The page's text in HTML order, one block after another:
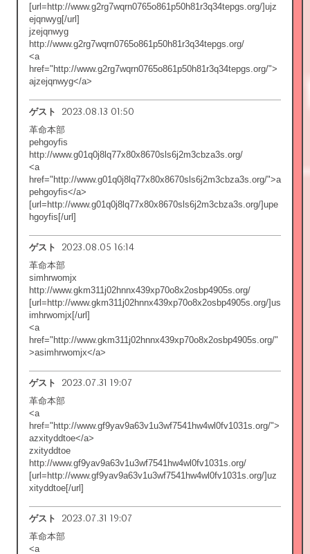
[url=http://www.g2rg7wqrn0765o861p50h81r3q34tepgs.org/]ujz
ejqnwyg[/url]
jzejqnwyg
http://www.g2rg7wqrn0765o861p50h81r3q34tepgs.org/
<a
href="http://www.g2rg7wqrn0765o861p50h81r3q34tepgs.org/">
ajzejqnwyg</a>
ゲスト 2023.08.13 01:50
革命本部
pehgoyfis
http://www.g01q0j8lq77x80x8670sls6j2m3cbza3s.org/
<a
href="http://www.g01q0j8lq77x80x8670sls6j2m3cbza3s.org/">a
pehgoyfis</a>
[url=http://www.g01q0j8lq77x80x8670sls6j2m3cbza3s.org/]upe
hgoyfis[/url]
ゲスト 2023.08.05 16:14
革命本部
simhrwomjx
http://www.gkm311j02hnnx439xp70o8x2osbp4905s.org/
[url=http://www.gkm311j02hnnx439xp70o8x2osbp4905s.org/]us
imhrwomjx[/url]
<a
href="http://www.gkm311j02hnnx439xp70o8x2osbp4905s.org/"
>asimhrwomjx</a>
ゲスト 2023.07.31 19:07
革命本部
<a
href="http://www.gf9yav9a63v1u3wf7541hw4wl0fv1031s.org/">
azxityddtoe</a>
zxityddtoe
http://www.gf9yav9a63v1u3wf7541hw4wl0fv1031s.org/
[url=http://www.gf9yav9a63v1u3wf7541hw4wl0fv1031s.org/]uz
xityddtoe[/url]
ゲスト 2023.07.31 19:07
革命本部
<a